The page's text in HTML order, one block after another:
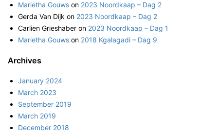
Marietha Gouws on 2023 Noordkaap – Dag 2
Gerda Van Dijk on 2023 Noordkaap – Dag 2
Carlien Grieshaber on 2023 Noordkaap – Dag 1
Marietha Gouws on 2018 Kgalagadi – Dag 9
Archives
January 2024
March 2023
September 2019
March 2019
December 2018